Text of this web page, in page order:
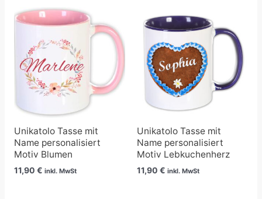
Unikatolo Tasse mit
Name personalisiert
Motiv Blumen
11,90 € inkl. MwSt
Unikatolo Tasse mit
Name personalisiert
Motiv Lebkuchenherz
11,90 € inkl. MwSt